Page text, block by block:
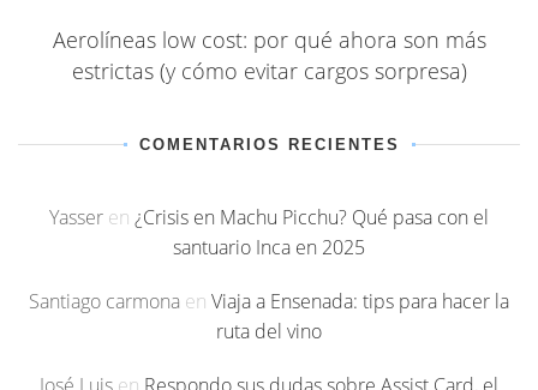
Aerolíneas low cost: por qué ahora son más
estrictas (y cómo evitar cargos sorpresa)
COMENTARIOS RECIENTES
Yasser en ¿Crisis en Machu Picchu? Qué pasa con el
santuario Inca en 2025
Santiago carmona en Viaja a Ensenada: tips para hacer la
ruta del vino